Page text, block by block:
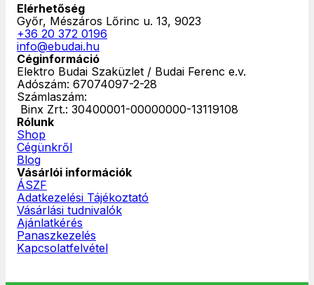
Elérhetőség
Győr, Mészáros Lőrinc u. 13, 9023
+36 20 372 0196
info@ebudai.hu
Céginformáció
Elektro Budai Szaküzlet / Budai Ferenc e.v.
Adószám: 67074097-2-28
Számlaszám:
‎ Binx Zrt.: 30400001-00000000-13119108
Rólunk
Shop
Cégünkről
Blog
Vásárlói információk
ÁSZF
Adatkezelési Tájékoztató
Vásárlási tudnivalók
Ajánlatkérés
Panaszkezelés
Kapcsolatfelvétel